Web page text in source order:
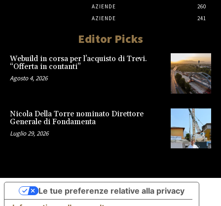
AZIENDE
260
AZIENDE
241
Editor Picks
Webuild in corsa per l’acquisto di Trevi.
“Offerta in contanti”
Agosto 4, 2026
Nicola Della Torre nominato Direttore
Generale di Fondamenta
Luglio 29, 2026
Le tue preferenze relative alla privacy